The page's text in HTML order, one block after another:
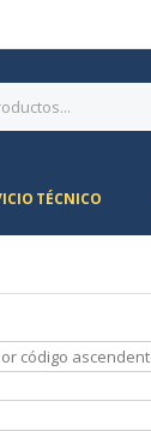
TÉCNICO